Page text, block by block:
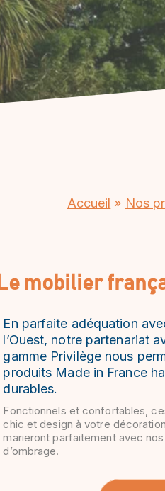
Accueil » Nos
Le mobilier
En parfaite adéquation
l’Ouest, notre partenariat
gamme Privilège nous
produits Made in France
durables.
Fonctionnels et confortables,
chic et design à votre
marieront parfaitement avec
d’ombrage.